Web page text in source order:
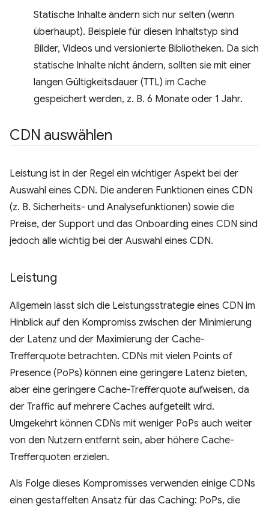
Statische Inhalte ändern sich nur selten (wenn
überhaupt). Beispiele für diesen Inhaltstyp sind
Bilder, Videos und versionierte Bibliotheken. Da sich
statische Inhalte nicht ändern, sollten sie mit einer
langen Gültigkeitsdauer (TTL) im Cache
gespeichert werden, z. B. 6 Monate oder 1 Jahr.
CDN auswählen
Leistung ist in der Regel ein wichtiger Aspekt bei der
Auswahl eines CDN. Die anderen Funktionen eines CDN
(z. B. Sicherheits- und Analysefunktionen) sowie die
Preise, der Support und das Onboarding eines CDN sind
jedoch alle wichtig bei der Auswahl eines CDN.
Leistung
Allgemein lässt sich die Leistungsstrategie eines CDN im
Hinblick auf den Kompromiss zwischen der Minimierung
der Latenz und der Maximierung der Cache-
Trefferquote betrachten. CDNs mit vielen Points of
Presence (PoPs) können eine geringere Latenz bieten,
aber eine geringere Cache-Trefferquote aufweisen, da
der Traffic auf mehrere Caches aufgeteilt wird.
Umgekehrt können CDNs mit weniger PoPs auch weiter
von den Nutzern entfernt sein, aber höhere Cache-
Trefferquoten erzielen.
Als Folge dieses Kompromisses verwenden einige CDNs
einen gestaffelten Ansatz für das Caching: PoPs, die